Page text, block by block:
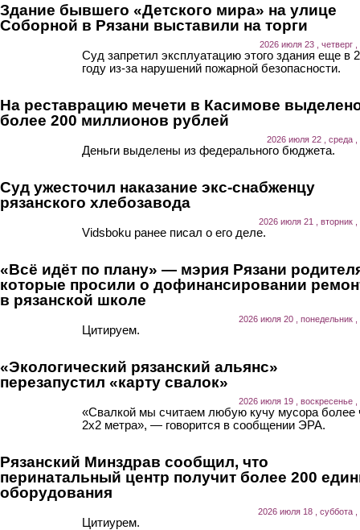
Здание бывшего «Детского мира» на улице
Соборной в Рязани выставили на торги
2026 июля 23 , четверг ,
Суд запретил эксплуатацию этого здания еще в
году из-за нарушений пожарной безопасности.
На реставрацию мечети в Касимове
более 200 миллионов рублей
2026 июля 22 , среда ,
Деньги выделены из федерального бюджета.
Суд ужесточил наказание экс-снабженцу
рязанского хлебозавода
2026 июля 21 , вторник ,
Vidsboku ранее писал о его деле.
«Всё идёт по плану» — мэрия Рязани
которые просили о дофинансировании
в рязанской школе
2026 июля 20 , понедельник ,
Цитируем.
«Экологический рязанский альянс»
перезапустил «карту свалок»
2026 июля 19 , воскресенье ,
«Свалкой мы считаем любую кучу мусора более
2х2 метра», — говорится в сообщении ЭРА.
Рязанский Минздрав сообщил, что
перинатальный центр получит более 200
оборудования
2026 июля 18 , суббота ,
Цитиурем.